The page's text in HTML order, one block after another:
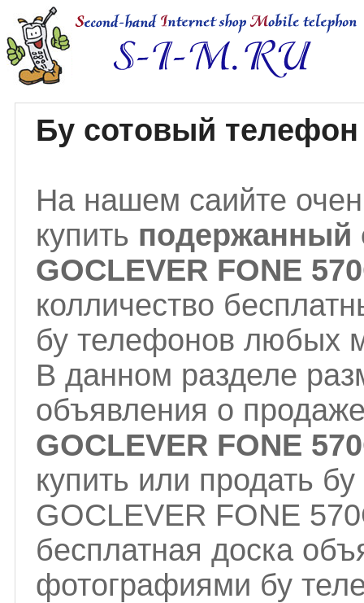
Бу сотовый телефон
На нашем саийте
купить подержанный
GOCLEVER FONE
колличество
бу телефонов любых
В данном разделе
объявления о
GOCLEVER FONE
купить или продать
GOCLEVER FONE
бесплатная доска
фотографиями бу